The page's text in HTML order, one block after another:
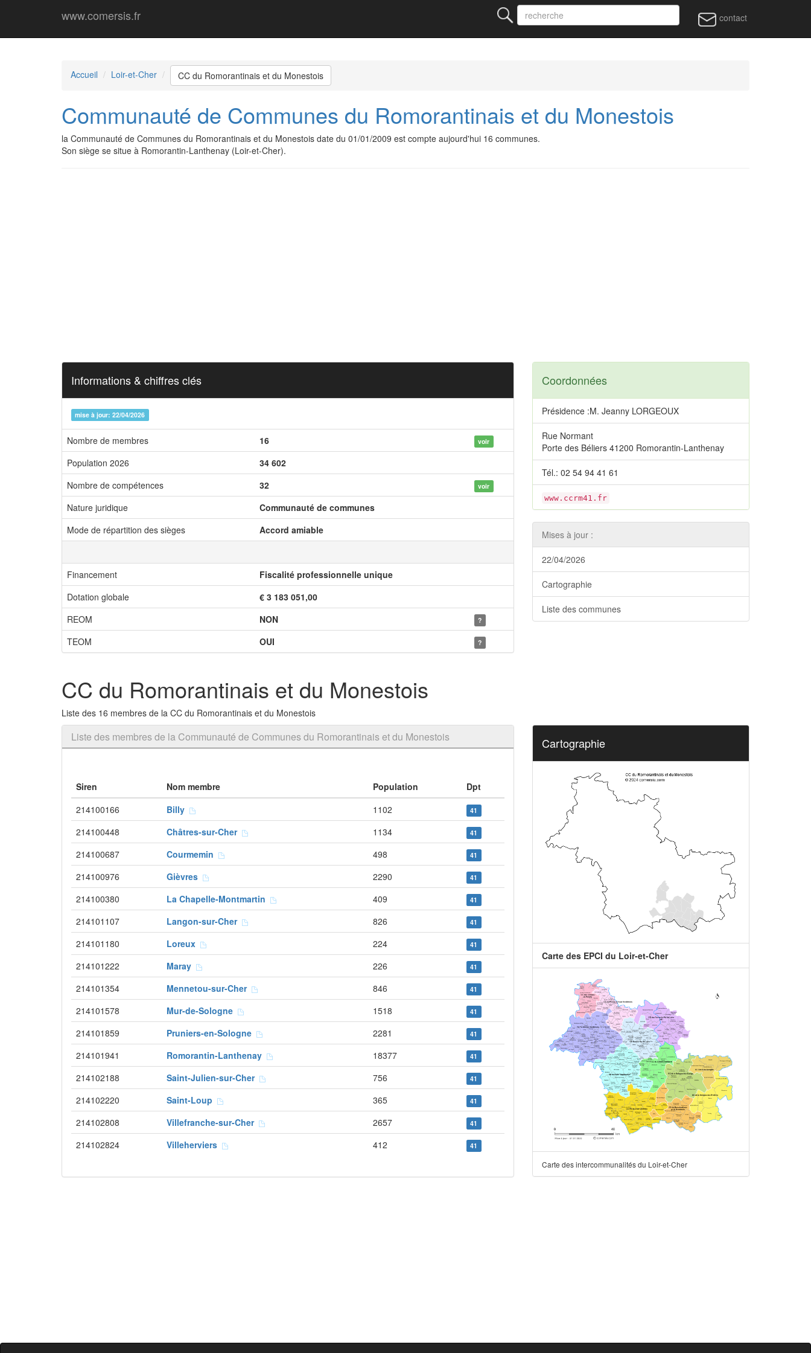
www.comersis.fr contact
Accueil Loir-et-Cher CC du Romorantinais et du Monestois
Communauté de Communes du Romorantinais et du Monestois
la Communauté de Communes du Romorantinais et du Monestois date du 01/01/2009 est compte aujourd'hui 16 communes.
Son siège se situe à Romorantin-Lanthenay (Loir-et-Cher).
Informations & chiffres clés
mise à jour: 22/04/2026
Nombre de membres 16 voir
Population 2026
34 602
Nombre de compétences
32 voir
Nature juridique
Communauté de communes
Mode de répartition des sièges
Accord amiable
Financement
Fiscalité professionnelle unique
Dotation globale
€ 3 183 051,00
REOM
NON ?
TEOM OUI ?
Coordonnées
Présidence :M. Jeanny LORGEOUX
Rue Normant
Porte des Béliers 41200 Romorantin-Lanthenay
Tél.: 02 54 94 41 61
www.ccrm41.fr
Mises à jour :
22/04/2026
Cartographie
Liste des communes
CC du Romorantinais et du Monestois
Liste des 16 membres de la CC du Romorantinais et du Monestois
Liste des membres de la Communauté de Communes du Romorantinais et du Monestois
Siren Nom membre Population
Dpt
214100166
Billy 1102 41
214100448 Châtres-sur-Cher 1134 41
214100687 Courmemin 498 41
214100976 Gièvres 2290 41
214100380 La Chapelle-Montmartin 409 41
214101107 Langon-sur-Cher 826 41
214101180 Loreux 224 41
214101222 Maray 226 41
214101354 Mennetou-sur-Cher 846 41
214101578 Mur-de-Sologne 1518 41
214101859 Pruniers-en-Sologne 2281 41
214101941 Romorantin-Lanthenay 18377 41
214102188 Saint-Julien-sur-Cher 756 41
214102220 Saint-Loup 365 41
214102808 Villefranche-sur-Cher 2657 41
214102824 Villeherviers 412 41
Cartographie
Carte des EPCI du Loir-et-Cher
Carte des intercommunalités du Loir-et-Cher